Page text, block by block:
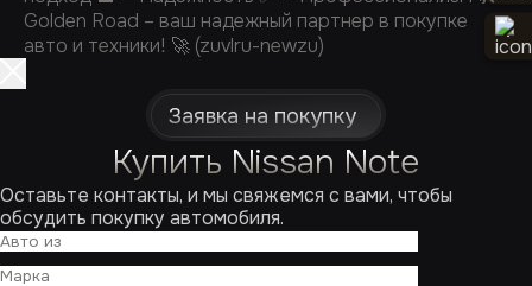
Golden Road – ваш надежный партнер в покупке
авто и техники! 🚀 (zuvlru-newzu)
Заявка на покупку
Купить Nissan Note
Оставьте контакты, и мы свяжемся с вами, чтобы
обсудить покупку автомобиля.